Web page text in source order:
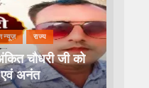
न्यूज़ राज्य
चौधरी जी को
एवं अनंत